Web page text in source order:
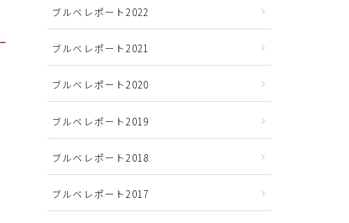
ブルベレポート2022
ブルべレポート2021
ブルベレポート2020
ブルベレポート2019
ブルベレポート2018
ブルベレポート2017